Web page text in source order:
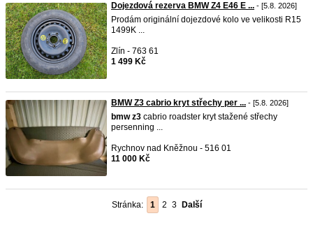
Dojezdová rezerva BMW Z4 E46 E ... - [5.8. 2026]
Prodám originální dojezdové kolo ve velikosti R15
1499K ...
Zlín - 763 61
1 499 Kč
BMW Z3 cabrio kryt střechy per ... - [5.8. 2026]
bmw z3 cabrio roadster kryt stažené střechy
persenning ...
Rychnov nad Kněžnou - 516 01
11 000 Kč
Stránka: 1 2 3 Další